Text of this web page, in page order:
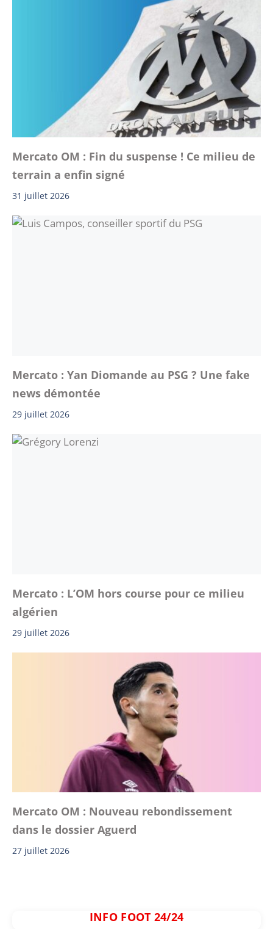
Mercato OM : Fin du suspense ! Ce milieu de
terrain a enfin signé
31 juillet 2026
Mercato : Yan Diomande au PSG ? Une fake
news démontée
29 juillet 2026
Mercato : L’OM hors course pour ce milieu
algérien
29 juillet 2026
Mercato OM : Nouveau rebondissement
dans le dossier Aguerd
27 juillet 2026
INFO FOOT 24/24